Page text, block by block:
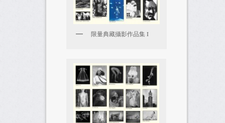
限量典藏攝影作品集 I